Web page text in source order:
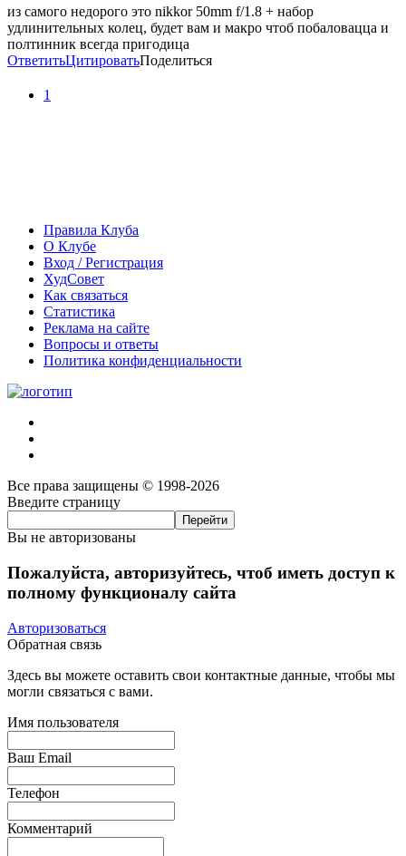
из самого недорого это nikkor 50mm f/1.8 + набор
удлинительных колец, будет вам и макро чтоб побаловацца и
полтинник всегда пригодица
ОтветитьЦитироватьПоделиться
1
Правила Клуба
О Клубе
Вход / Регистрация
ХудСовет
Как связаться
Статистика
Реклама на сайте
Вопросы и ответы
Политика конфиденциальности
Все права защищены © 1998-2026
Введите страницу
Вы не авторизованы
Пожалуйста, авторизуйтесь, чтоб иметь доступ к
полному функционалу сайта
Авторизоваться
Обратная связь
Здесь вы можете оставить свои контактные данные, чтобы мы
могли связаться с вами.
Имя пользователя
Ваш Email
Телефон
Комментарий